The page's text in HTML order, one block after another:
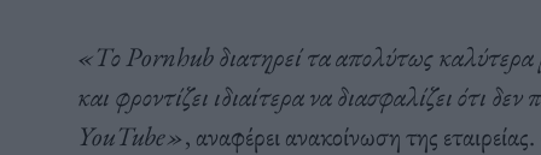
«Το Pornhub διατηρεί τα απολύτως καλύτερα
και φροντίζει ιδιαίτερα να διασφαλίζει ότι
YouTube», αναφέρει ανακοίνωση της εταιρείας.